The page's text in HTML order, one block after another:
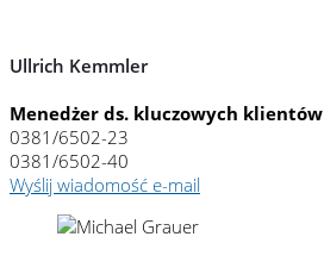
Ullrich Kemmler
Menedżer ds. kluczowych klientów
0381/6502-23
0381/6502-40
Wyślij wiadomość e-mail